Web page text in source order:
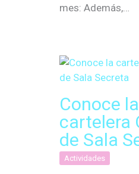
mes: Además,…
Conoce la
cartelera
de Sala
Actividades